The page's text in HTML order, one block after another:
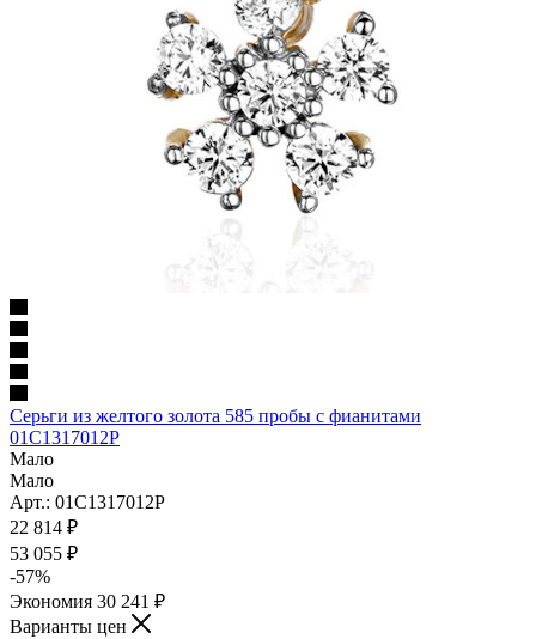
Серьги из желтого золота 585 пробы с фианитами
01С1317012Р
Мало
Мало
Арт.: 01С1317012Р
22 814 ₽
53 055 ₽
-57%
Экономия 30 241 ₽
Варианты цен